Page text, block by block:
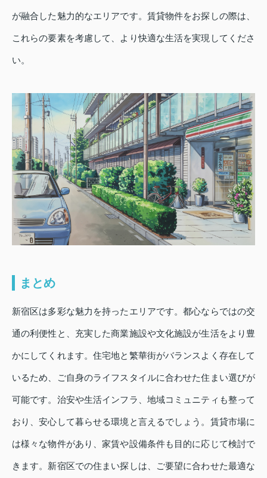
が融合した魅力的なエリアです。賃貸物件をお探しの際は、
これらの要素を考慮して、より快適な生活を実現してくださ
い。
まとめ
新宿区は多彩な魅力を持ったエリアです。都心ならではの交
通の利便性と、充実した商業施設や文化施設が生活をより豊
かにしてくれます。住宅地と繁華街がバランスよく存在して
いるため、ご自身のライフスタイルに合わせた住まい選びが
可能です。治安や生活インフラ、地域コミュニティも整って
おり、安心して暮らせる環境と言えるでしょう。賃貸市場に
は様々な物件があり、家賃や設備条件も目的に応じて検討で
きます。新宿区での住まい探しは、ご要望に合わせた最適な